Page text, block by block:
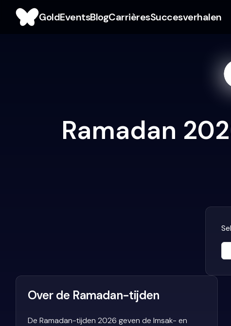
GoldEventsBlogCarrièresSuccesverhalen
Ramadan
Over de Ramadan-tijden
De Ramadan-tijden 2026 geven de Imsak- en